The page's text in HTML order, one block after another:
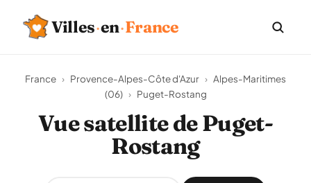
Villes·en·France
France › Provence-Alpes-Côte d'Azur › Alpes-Maritimes
(06) › Puget-Rostang
Vue satellite de Puget-
Rostang